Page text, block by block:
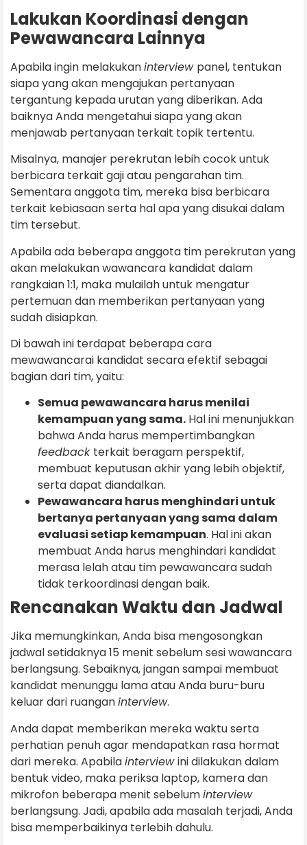
Lakukan Koordinasi dengan
Pewawancara Lainnya
Apabila ingin melakukaninterview panel, tentukan
siapa yang akan mengajukan pertanyaan
tergantung kepada urutan yang diberikan. Ada
baiknya Anda mengetahui siapa yang akan
menjawab pertanyaan terkait topik tertentu.
Misalnya, manajer perekrutan lebih cocok untuk
berbicara terkait gaji atau pengarahan tim.
Sementara anggota tim, mereka bisa berbicara
terkait kebiasaan serta hal apa yang disukai dalam
tim tersebut.
Apabila ada beberapa anggota tim perekrutan yang
akan melakukan wawancara kandidat dalam
rangkaian 1:1, maka mulailah untuk mengatur
pertemuan dan memberikan pertanyaan yang
sudah disiapkan.
Di bawah ini terdapat beberapa cara
mewawancarai kandidat secara efektif sebagai
bagian dari tim, yaitu:
Semua pewawancara harus menilai
kemampuan yang sama. Hal ini menunjukkan
bahwa Anda harus mempertimbangkan
feedback terkait beragam perspektif,
membuat keputusan akhir yang lebih objektif,
serta dapat diandalkan.
Pewawancara harus menghindari untuk
bertanya pertanyaan yang sama dalam
evaluasi setiap kemampuan. Hal ini akan
membuat Anda harus menghindari kandidat
merasa lelah atau tim pewawancara sudah
tidak terkoordinasi dengan baik.
Rencanakan Waktu dan Jadwal
Jika memungkinkan, Anda bisa mengosongkan
jadwal setidaknya 15 menit sebelum sesi wawancara
berlangsung. Sebaiknya, jangan sampai membuat
kandidat menunggu lama atau Anda buru-buru
keluar dari ruanganinterview.
Anda dapat memberikan mereka waktu serta
perhatian penuh agar mendapatkan rasa hormat
dari mereka. Apabilainterviewini dilakukan dalam
bentuk video, maka periksa laptop, kamera dan
mikrofon beberapa menit sebeluminterview
berlangsung. Jadi, apabila ada masalah terjadi, Anda
bisa memperbaikinya terlebih dahulu.